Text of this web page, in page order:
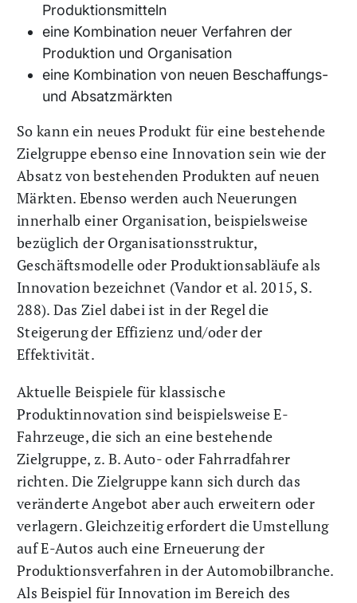
Produktionsmitteln
eine Kombination neuer Verfahren der
Produktion und Organisation
eine Kombination von neuen Beschaffungs-
und Absatzmärkten
So kann ein neues Produkt für eine bestehende
Zielgruppe ebenso eine Innovation sein wie der
Absatz von bestehenden Produkten auf neuen
Märkten. Ebenso werden auch Neuerungen
innerhalb einer Organisation, beispielsweise
bezüglich der Organisationsstruktur,
Geschäftsmodelle oder Produktionsabläufe als
Innovation bezeichnet (Vandor et al. 2015, S.
288). Das Ziel dabei ist in der Regel die
Steigerung der Effizienz und/oder der
Effektivität.
Aktuelle Beispiele für klassische
Produktinnovation sind beispielsweise E-
Fahrzeuge, die sich an eine bestehende
Zielgruppe, z. B. Auto- oder Fahrradfahrer
richten. Die Zielgruppe kann sich durch das
veränderte Angebot aber auch erweitern oder
verlagern. Gleichzeitig erfordert die Umstellung
auf E-Autos auch eine Erneuerung der
Produktionsverfahren in der Automobilbranche.
Als Beispiel für Innovation im Bereich des